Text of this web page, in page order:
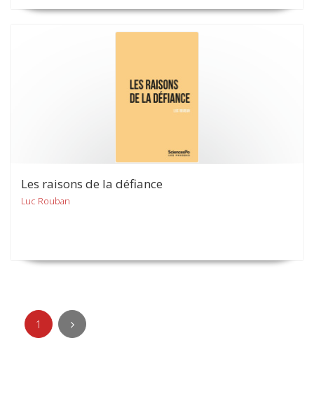
Les raisons de la défiance
Luc Rouban
1